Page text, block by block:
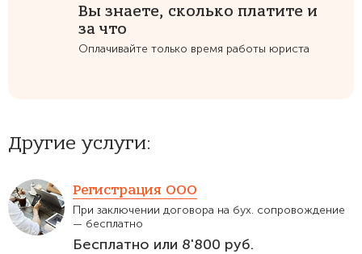
Вы знаете, сколько платите и
за что
Оплачивайте только время работы юриста
Другие услуги:
Регистрация ООО
При заключении договора на бух. сопровождение
— бесплатно
Бесплатно или 8'800 руб.